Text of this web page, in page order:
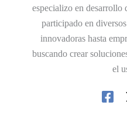
especializo en desarrollo
participado en
innovadoras hasta
buscando crear
el